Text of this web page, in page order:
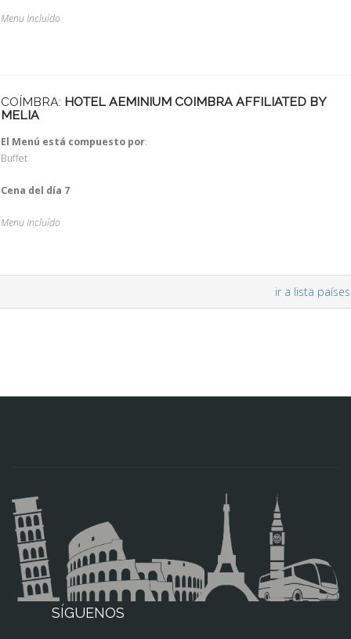
Menu Incluído
COÍMBRA: HOTEL AEMINIUM COIMBRA AFFILIATED BY
MELIA
El Menú está compuesto por:
Buffet
Cena del día 7
Menu Incluído
ir a lista países
SÍGUENOS